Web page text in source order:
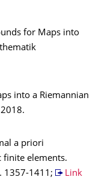
for Maps into
into a Riemannian
a priori
finite elements.
1357-1411;
Link